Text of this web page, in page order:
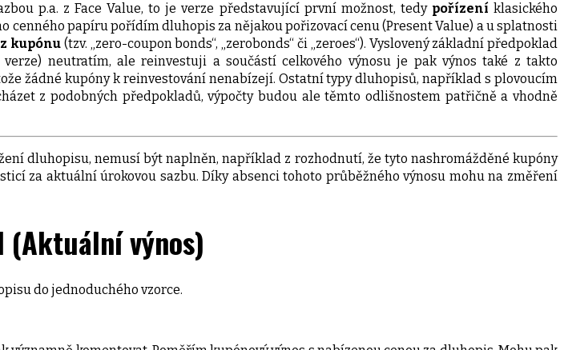
p.a. z Face Value, to je verze představující první možnost, tedy pořízení klasického
cenného papíru pořídím dluhopis za nějakou pořizovací cenu (Present Value) a u splatnosti
kupónu (tzv. „zero-coupon bonds“, „zerobonds“ či „zeroes“). Vyslovený základní předpoklad
neutratím, ale reinvestuji a součástí celkového výnosu je pak výnos také z takto
žádné kupóny k reinvestování nenabízejí. Ostatní typy dluhopisů, například s plovoucím
z podobných předpokladů, výpočty budou ale těmto odlišnostem patřičně a vhodně
dluhopisu, nemusí být naplněn, například z rozhodnutí, že tyto nashromážděné kupóny
za aktuální úrokovou sazbu. Díky absenci tohoto průběžného výnosu mohu na změření
(Aktuální výnos)
do jednoduchého vzorce.